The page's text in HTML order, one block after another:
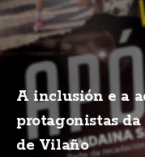
A inclusión e a
protagonistas
de Vilaño